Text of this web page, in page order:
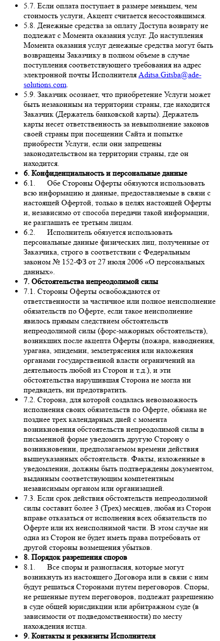
5.7. Если оплата поступает в размере меньшем, чем
стоимость услуги, Акцепт считается несостоявшимся.
5.8. Денежные средства за оплату Доступа возврату не
подлежат с Момента оказания услуг. До наступления
Момента оказания услуг денежные средства могут быть
возвращены Заказчику в полном объеме в случае
поступления соответствующего требования на адрес
электронной почты Исполнителя Aditsa.Gitsba@ade-
solutions.com.
5.9. Заказчик осознает, что приобретение Услуги может
быть незаконным на территории страны, где находится
Заказчик (Держатель банковской карты). Держатель
карты несет ответственность за невыполнение законов
своей страны при посещении Сайта и попытке
приобрести Услуги, если они запрещены
законодательством на территории страны, где он
находится.
6. Конфиденциальность и персональные данные
6.1. Обе Стороны Оферты обязуются использовать
всю информацию и данные, предоставляемые в связи с
настоящей Офертой, только в целях настоящей Оферты
и, независимо от способа передачи такой информации,
не разглашать ее третьим лицам.
6.2. Исполнитель обязуется использовать
персональные данные физических лиц, полученные от
Заказчика, строго в соответствии с Федеральным
законом № 152-ФЗ от 27 июля 2006 «О персональных
данных».
7. Обстоятельства непреодолимой силы
7.1. Стороны Оферты освобождаются от
ответственности за частичное или полное неисполнение
обязательств по Оферте, если такое неисполнение
явилось прямым следствием обстоятельств
непреодолимой силы (форс-мажорных обстоятельств),
возникших после акцепта Оферты (пожара, наводнения,
урагана, эпидемии, землетрясения или наложения
органами государственной власти ограничений на
деятельность любой из Сторон и т.д.), и эти
обстоятельства нарушившая Сторона не могла ни
предвидеть, ни предотвратить.
7.2. Сторона, для которой создалась невозможность
исполнения своих обязательств по Оферте, обязана не
позднее трех календарных дней с момента
возникновения обстоятельств непреодолимой силы в
письменной форме уведомить другую Сторону о
возникновении, предполагаемом времени действия
вышеуказанных обстоятельств. Факты, изложенные в
уведомлении, должны быть подтверждены документом,
выданным соответствующим компетентным
независимым органом или организацией.
7.3. Если срок действия обстоятельств непреодолимой
силы составит более 3 (Трех) месяцев, любая из Сторон
вправе отказаться от исполнения всех обязательств по
Оферте или их неисполнимой части. В этом случае ни
одна из Сторон не будет иметь права потребовать от
другой стороны возмещения убытков.
8. Порядок разрешения споров
8.1. Все споры и разногласия, которые могут
возникнуть из настоящего Договора или в связи с ним
будут решаться Сторонами путем переговоров. Споры,
не решенные путем переговоров, подлежат разрешению
в суде общей юрисдикции или арбитражном суде (в
зависимости от подведомственности) по месту
нахождения истца.
9. Контакты и реквизиты Исполнителя